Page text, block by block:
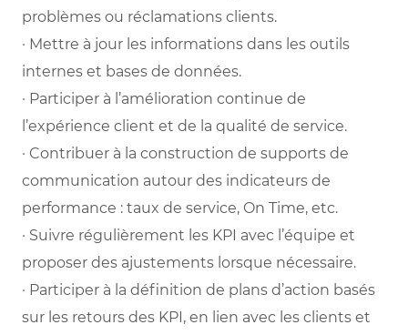
problèmes ou réclamations clients.
· Mettre à jour les informations dans les outils
internes et bases de données.
· Participer à l’amélioration continue de
l’expérience client et de la qualité de service.
· Contribuer à la construction de supports de
communication autour des indicateurs de
performance : taux de service, On Time, etc.
· Suivre régulièrement les KPI avec l’équipe et
proposer des ajustements lorsque nécessaire.
· Participer à la définition de plans d’action basés
sur les retours des KPI, en lien avec les clients et